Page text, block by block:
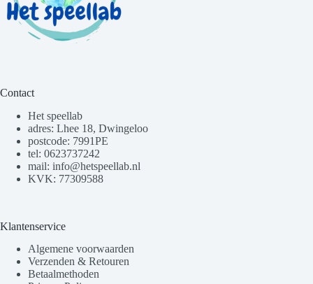
Contact
Het speellab
adres: Lhee 18, Dwingeloo
postcode: 7991PE
tel: 0623737242
mail: info@hetspeellab.nl
KVK: 77309588
Klantenservice
Algemene voorwaarden
Verzenden & Retouren
Betaalmethoden